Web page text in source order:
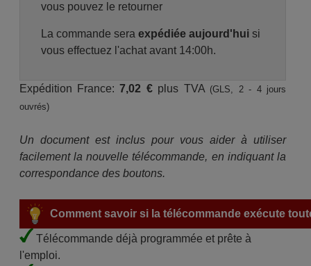
vous pouvez le retourner
La commande sera expédiée aujourd'huisi
vous effectuez l'achat avant 14:00h.
Expédition France:7,02 €plus TVA (GLS, 2 - 4 jours
ouvrés)
Un document est inclus pour vous aider à utiliser
facilement la nouvelle télécommande, en indiquant la
correspondance des boutons.
Comment savoir si la télécommande exécute
Télécommande déjà programmée et prête à
l'emploi.